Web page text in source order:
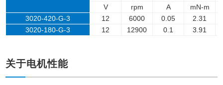
V rpm A
mN-m
3020-420-G-3
12 6000 0.05
2.31
3020-180-G-3
12 12900 0.1 3.91
关于电机性能